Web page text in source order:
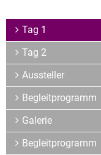
Expertenwissen &
Archiv
Über uns
Tag 1
Tag 2
Aussteller
Begleitprogramm
Galerie
Begleitprogramm